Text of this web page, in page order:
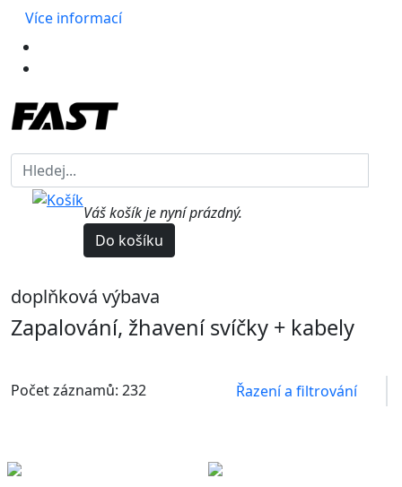
Více informací
Váš košík je nyní prázdný.
Do košíku
doplňková výbava
Zapalování, žhavení svíčky + kabely
Počet záznamů: 232 Řazení a filtrování